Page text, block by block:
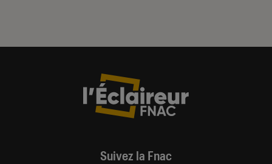
Suivez la Fnac